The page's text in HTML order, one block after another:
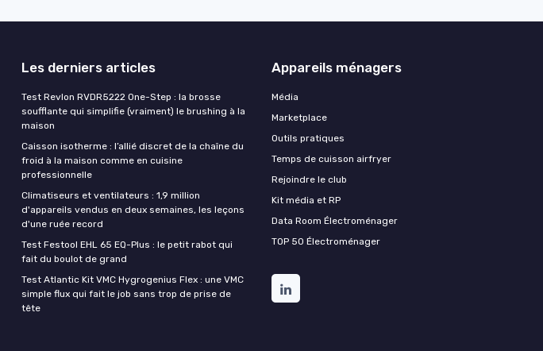
Les derniers articles
Test Revlon RVDR5222 One-Step : la brosse
soufflante qui simplifie (vraiment) le brushing à la
maison
Caisson isotherme : l’allié discret de la chaîne du
froid à la maison comme en cuisine
professionnelle
Climatiseurs et ventilateurs : 1,9 million
d'appareils vendus en deux semaines, les leçons
d'une ruée record
Test Festool EHL 65 EQ-Plus : le petit rabot qui
fait du boulot de grand
Test Atlantic Kit VMC Hygrogenius Flex : une VMC
simple flux qui fait le job sans trop de prise de
tête
Appareils ménagers
Média
Marketplace
Outils pratiques
Temps de cuisson airfryer
Rejoindre le club
Kit média et RP
Data Room Électroménager
TOP 50 Électroménager